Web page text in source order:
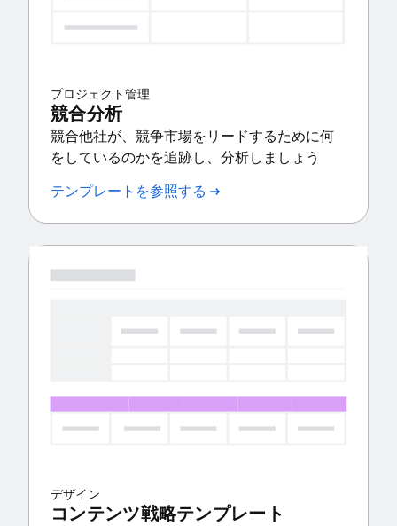
プロジェクト管理
競合分析
競合他社が、競争市場をリードするために何
をしているのかを追跡し、分析しましょう
テンプレートを参照する
デザイン
コンテンツ戦略テンプレート